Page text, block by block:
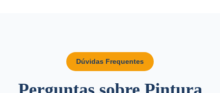
Dúvidas Frequentes